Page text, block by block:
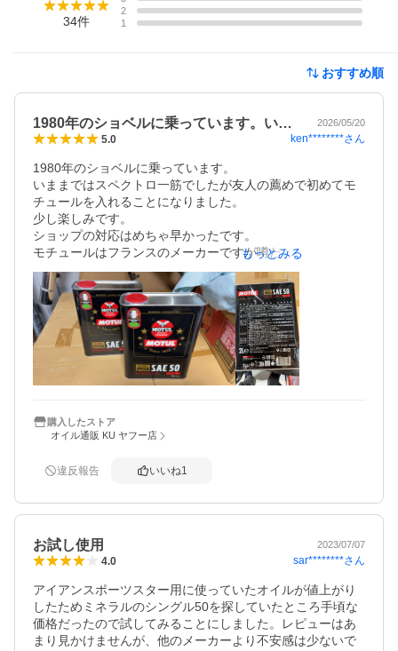
34件
2
1
おすすめ順
1980年のショベルに乗っています。い… 2026/05/20
5.0 ken********さん
1980年のショベルに乗っています。
いままではスペクトロ一筋でしたが友人の薦めで初めてモ
チュールを入れることになりました。
少し楽しみです。
ショップの対応はめちゃ早かったです。
モチュールはフランスのメーカーですが噂だと最近はＣ国
製があるとかないとか？
購入時の製品説明だと「正規品」とありました。届いた缶
もっとみる
購入したストア
オイル通販 KU ヤフー店
違反報告 いいね1
お試し使用 2023/07/07
4.0 sar********さん
アイアンスポーツスター用に使っていたオイルが値上がり
したためミネラルのシングル50を探していたところ手頃な
価格だったので試してみることにしました。レピューはあ
まり見かけませんが、他のメーカーより不安感は少ないで